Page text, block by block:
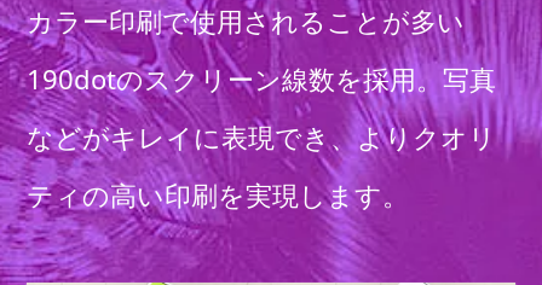
カラー印刷で使用されることが多い
190dotのスクリーン線数を採用。写真
などがキレイに表現でき、よりクオリ
ティの高い印刷を実現します。